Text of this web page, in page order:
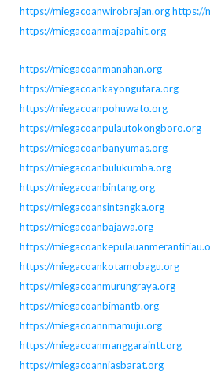
https://miegacoanwirobrajan.orghttps://
https://miegacoanmajapahit.org
https://miegacoanmanahan.org
https://miegacoankayongutara.org
https://miegacoanpohuwato.org
https://miegacoanpulautokongboro.org
https://miegacoanbanyumas.org
https://miegacoanbulukumba.org
https://miegacoanbintang.org
https://miegacoansintangka.org
https://miegacoanbajawa.org
https://
https://miegacoankotamobagu.org
https://miegacoanmurungraya.org
https://miegacoanbimantb.org
https://miegacoannmamuju.org
https://miegacoanmanggaraintt.org
https://miegacoanniasbarat.org